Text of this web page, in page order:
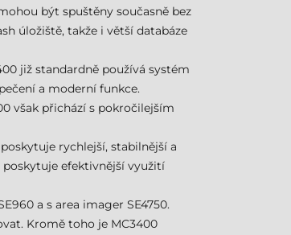
být spuštěny současně bez
úložiště, takže i větší databáze
již standardně používá systém
a moderní funkce.
však přichází s pokročilejším
rychlejší, stabilnější a
poskytuje efektivnější využití
a s area imager SE4750.
Kromě toho je MC3400